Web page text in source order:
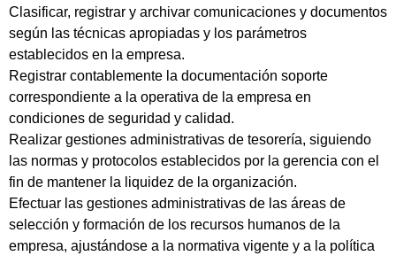
Clasificar, registrar y archivar comunicaciones y documentos
según las técnicas apropiadas y los parámetros
establecidos en la empresa.
Registrar contablemente la documentación soporte
correspondiente a la operativa de la empresa en
condiciones de seguridad y calidad.
Realizar gestiones administrativas de tesorería, siguiendo
las normas y protocolos establecidos por la gerencia con el
fin de mantener la liquidez de la organización.
Efectuar las gestiones administrativas de las áreas de
selección y formación de los recursos humanos de la
empresa, ajustándose a la normativa vigente y a la política